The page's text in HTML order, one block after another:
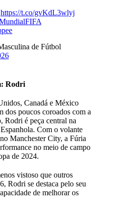
https://t.co/gvKdL3wlyj
de Fútbol
Rodri
Canadá e México
dos poucos coroados com a
Rodri é peça central na
Com o volante
Manchester City, a Fúria
no meio de campo
de 2024.
vistoso que outros
Rodri se destaca pelo seu
de melhorar os